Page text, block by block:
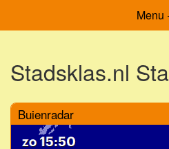
Menu
Stadsklas.nl
Buienradar